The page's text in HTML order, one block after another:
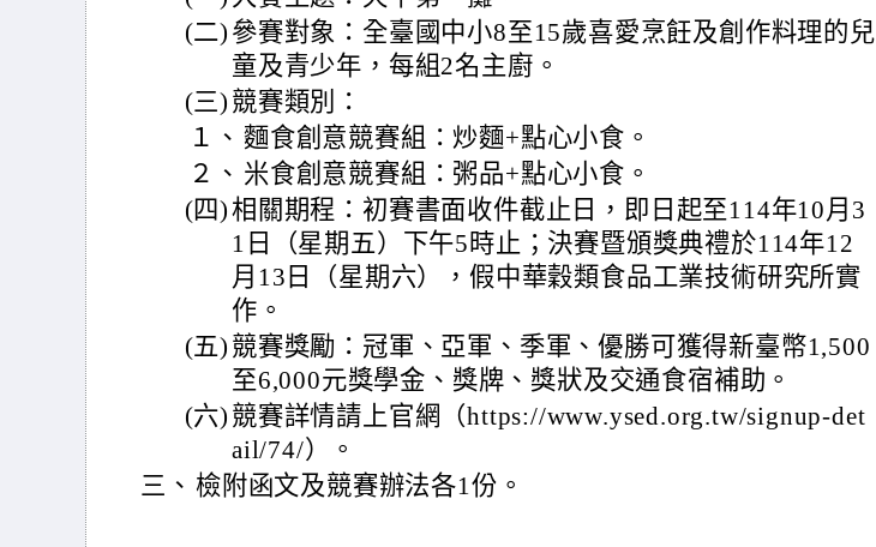
(二) 參賽對象：全臺國中小8至15歲喜愛烹飪及創作料理的兒
童及青少年，每組2名主廚。
(三) 競賽類別：
１、 麵食創意競賽組：炒麵+點心小食。
２、 米食創意競賽組：粥品+點心小食。
(四)相關期程：初賽書面收件截止日，即日起至114年10月3
1日（星期五）下午5時止；決賽暨頒獎典禮於114年12
月13日（星期六），假中華穀類食品工業技術研究所實
作。
(五) 競賽獎勵：冠軍、亞軍、季軍、優勝可獲得新臺幣1,500
至6,000元獎學金、獎牌、獎狀及交通食宿補助。
(六) 競賽詳情請上官網（https://www.ysed.org.tw/signup-det
ail/74/）。
三、 檢附函文及競賽辦法各1份。